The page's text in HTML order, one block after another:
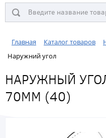
Главная Каталог товаров
Наружний угол
НАРУЖНЫЙ
70ММ (40)